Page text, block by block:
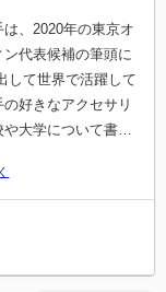
、2020年の東京オ
代表候補の筆頭に
して世界で活躍して
好きなアクセサリ
や大学について書…